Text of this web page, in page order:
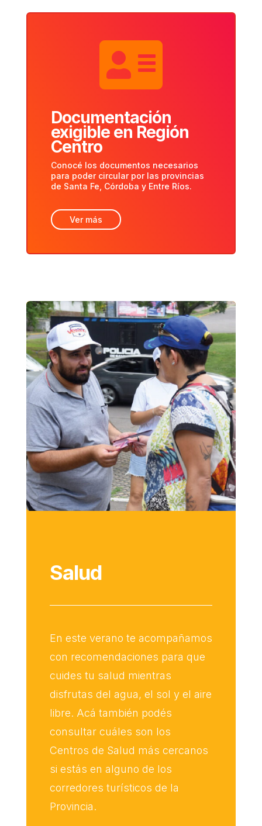

Documentación
exigible en Región
Centro
Conocé los documentos necesarios
para poder circular por las provincias
de Santa Fe, Córdoba y Entre Ríos.
Ver más
Salud
En este verano te acompañamos
con recomendaciones para que
cuides tu salud mientras
disfrutas del agua, el sol y el aire
libre. Acá también podés
consultar cuáles son los
Centros de Salud más cercanos
si estás en alguno de los
corredores turísticos de la
Provincia.